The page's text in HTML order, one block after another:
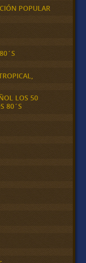
POPULAR
LOS 50
80´S